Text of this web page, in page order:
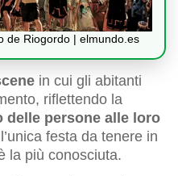
de Riogordo | elmundo.es
in cui gli abitanti
riflettendo la
delle persone alle loro
festa da tenere in
la più conosciuta.